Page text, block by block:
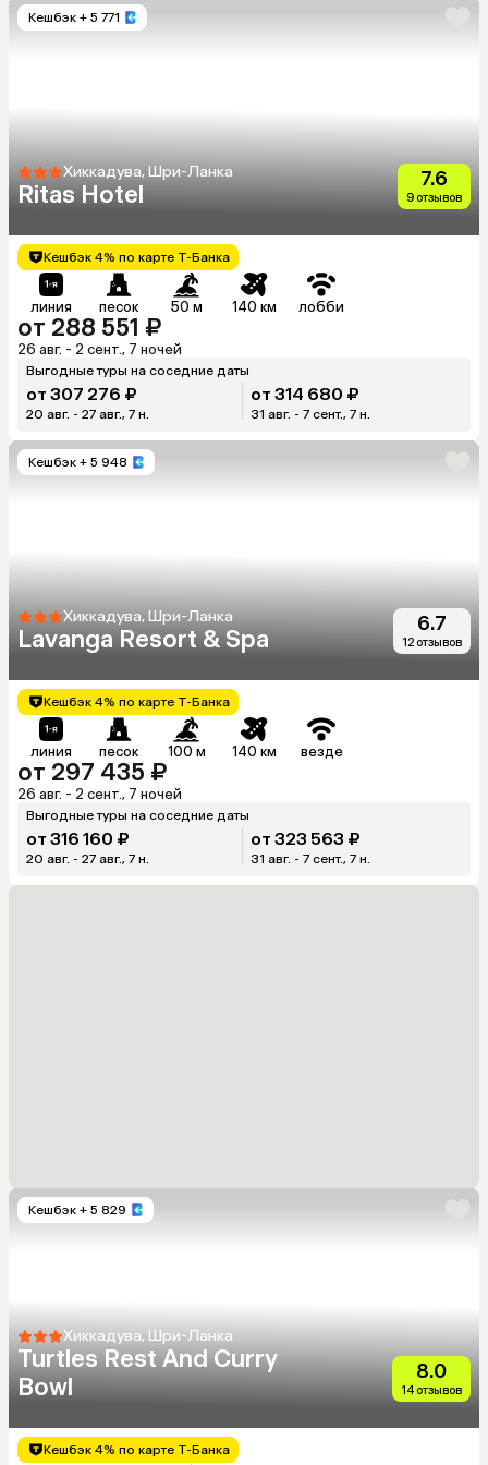
Кешбэк + 5 771
Хиккадува, Шри-Ланка
Ritas Hotel
7.6
9 отзывов
Кешбэк 4% по карте Т-Банка
линия песок 50 м 140 км лобби
от 288 551 ₽
26 авг. - 2 сент., 7 ночей
Выгодные туры на соседние даты
от 307 276 ₽
20 авг. - 27 авг., 7 н.
от 314 680 ₽
31 авг. - 7 сент., 7 н.
Кешбэк + 5 948
Хиккадува, Шри-Ланка
Lavanga Resort & Spa
6.7
12 отзывов
Кешбэк 4% по карте Т-Банка
линия песок 100 м 140 км везде
от 297 435 ₽
26 авг. - 2 сент., 7 ночей
Выгодные туры на соседние даты
от 316 160 ₽
20 авг. - 27 авг., 7 н.
от 323 563 ₽
31 авг. - 7 сент., 7 н.
Кешбэк + 5 829
Хиккадува, Шри-Ланка
Turtles Rest And Curry
Bowl
8.0
14 отзывов
Кешбэк 4% по карте Т-Банка